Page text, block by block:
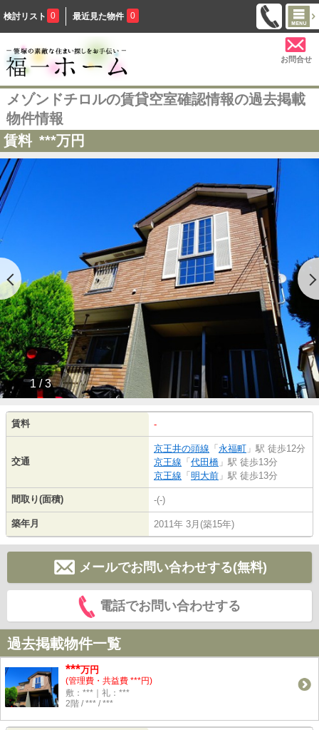
検討リスト 0 最近見た物件 0
お問合せ
メゾンドチロルの賃貸空室確認情報の過去掲載
物件情報
賃料 ***万円
1 / 3
賃料 -
交通
京王井の頭線 「 永福町 」駅 徒歩12分
京王線 「 代田橋 」駅 徒歩13分
京王線 「 明大前 」駅 徒歩13分
間取り(面積) -(-)
築年月 2011年 3月(築15年)
メールでお問い合わせする(無料)
電話でお問い合わせする
過去掲載物件一覧
***万円
(管理費・共益費 ***円)
敷：***｜礼：***
2階 / *** / ***